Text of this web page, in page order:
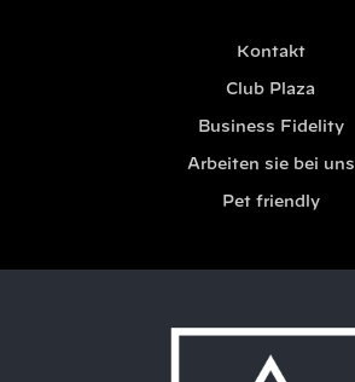
Kontakt
Club Plaza
Business Fidelity
Arbeiten sie bei uns
Pet friendly